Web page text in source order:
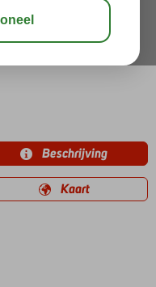
Beschrijving
Kaart